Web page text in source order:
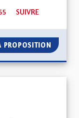
55 ABONNÉS
SUIVRE
PROPOSITION